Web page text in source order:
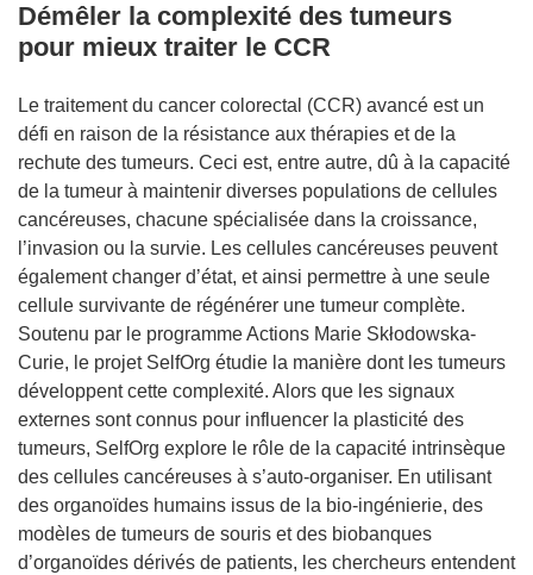
Démêler la complexité des tumeurs
pour mieux traiter le CCR
Le traitement du cancer colorectal (CCR) avancé est un
défi en raison de la résistance aux thérapies et de la
rechute des tumeurs. Ceci est, entre autre, dû à la capacité
de la tumeur à maintenir diverses populations de cellules
cancéreuses, chacune spécialisée dans la croissance,
l’invasion ou la survie. Les cellules cancéreuses peuvent
également changer d’état, et ainsi permettre à une seule
cellule survivante de régénérer une tumeur complète.
Soutenu par le programme Actions Marie Skłodowska-
Curie, le projet SelfOrg étudie la manière dont les tumeurs
développent cette complexité. Alors que les signaux
externes sont connus pour influencer la plasticité des
tumeurs, SelfOrg explore le rôle de la capacité intrinsèque
des cellules cancéreuses à s’auto-organiser. En utilisant
des organoïdes humains issus de la bio-ingénierie, des
modèles de tumeurs de souris et des biobanques
d’organoïdes dérivés de patients, les chercheurs entendent